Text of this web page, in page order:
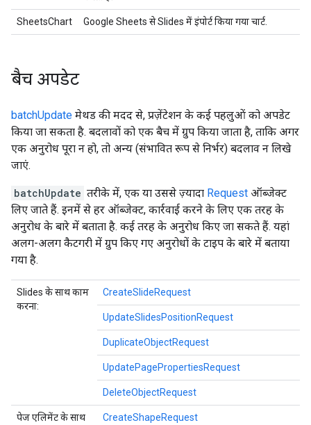
SheetsChart Google Sheets से Slides में इंपोर्ट किया गया चार्ट.
बैच अपडेट
batchUpdate मेथड की मदद से, प्रज़ेंटेशन के कई पहलुओं को अपडेट
किया जा सकता है. बदलावों को एक बैच में ग्रुप किया जाता है, ताकि अगर
एक अनुरोध पूरा न हो, तो अन्य (संभावित रूप से निर्भर) बदलाव न लिखे
जाएं.
batchUpdate तरीके में, एक या उससे ज़्यादा Request ऑब्जेक्ट
लिए जाते हैं. इनमें से हर ऑब्जेक्ट, कार्रवाई करने के लिए एक तरह के
अनुरोध के बारे में बताता है. कई तरह के अनुरोध किए जा सकते हैं. यहां
अलग-अलग कैटगरी में ग्रुप किए गए अनुरोधों के टाइप के बारे में बताया
गया है.
Slides के साथ काम
करना:
CreateSlideRequest
UpdateSlidesPositionRequest
DuplicateObjectRequest
UpdatePagePropertiesRequest
DeleteObjectRequest
पेज एलिमेंट के साथ
CreateShapeRequest